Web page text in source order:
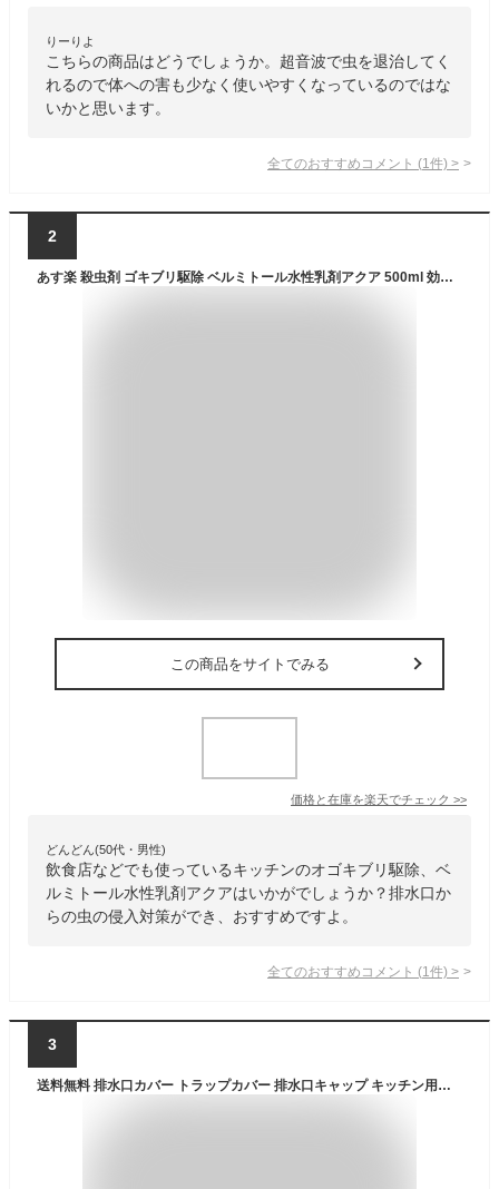
りーりよ
こちらの商品はどうでしょうか。超音波で虫を退治してく
れるので体への害も少なく使いやすくなっているのではな
いかと思います。
全てのおすすめコメント (1 件) >
2
あす楽 殺虫剤 ゴキブリ駆除 ベルミトール水性乳剤アクア 500ml 効果 液体 害虫駆除 ノミ ダニ 防除用医薬部外品 効果 噴霧 散布 業務用 飲食店 厨房 キッチン
この商品をサイトでみる
価格と在庫を楽天でチェック >>
どんどん(50代・男性)
飲食店などでも使っているキッチンのオゴキブリ駆除、ベ
ルミトール水性乳剤アクアはいかがでしょうか？排水口か
らの虫の侵入対策ができ、おすすめですよ。
全てのおすすめコメント (1 件) >
3
送料無料 排水口カバー トラップカバー 排水口キャップ キッチン用品 バス用品 シンク 台所 お風呂 浴室 洗面台 流し 臭い対策 害虫対策 ゴミ受け ヘアキャッチ